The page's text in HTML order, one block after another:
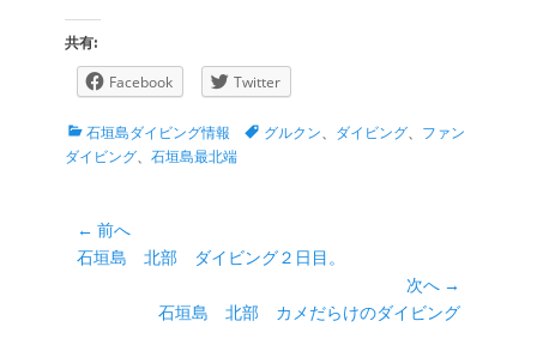
共有:
Facebook Twitter
カ
テ
石垣島ダイビング情報
タ グルクン ダイビング
ファン
ダイビング
石垣島最北端
投
稿
← 前へ
前
石垣島 北部 ダイビング２日目。
次へ →
石垣島 北部 カメだらけのダイビング